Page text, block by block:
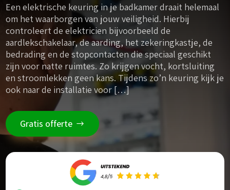
Een elektrische keuring in je badkamer draait helemaal
om het waarborgen van jouw veiligheid. Hierbij
controleert de elektricien bijvoorbeeld de
aardlekschakelaar, de aarding, het zekeringkastje, de
bedrading en de stopcontacten die speciaal geschikt
zijn voor natte ruimtes. Zo krijgen vocht, kortsluiting
en stroomlekken geen kans. Tijdens zo’n keuring kijk je
ook naar de installatie voor […]
Gratis offerte